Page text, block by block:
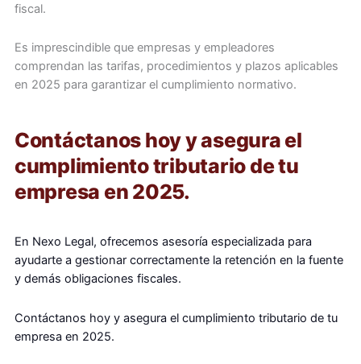
fiscal.
Es imprescindible que empresas y empleadores
comprendan las tarifas, procedimientos y plazos aplicables
en 2025 para garantizar el cumplimiento normativo.
Contáctanos hoy y asegura el
cumplimiento tributario de tu
empresa en 2025.
En Nexo Legal, ofrecemos asesoría especializada para
ayudarte a gestionar correctamente la retención en la fuente
y demás obligaciones fiscales.
Contáctanos hoy y asegura el cumplimiento tributario de tu
empresa en 2025.